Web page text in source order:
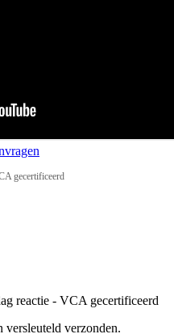
gecertificeerd
reactie - VCA gecertificeerd
verzonden.